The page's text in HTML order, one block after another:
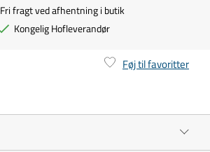
Fri fragt ved afhentning i butik
Kongelig Hofleverandør
Føj til favoritter